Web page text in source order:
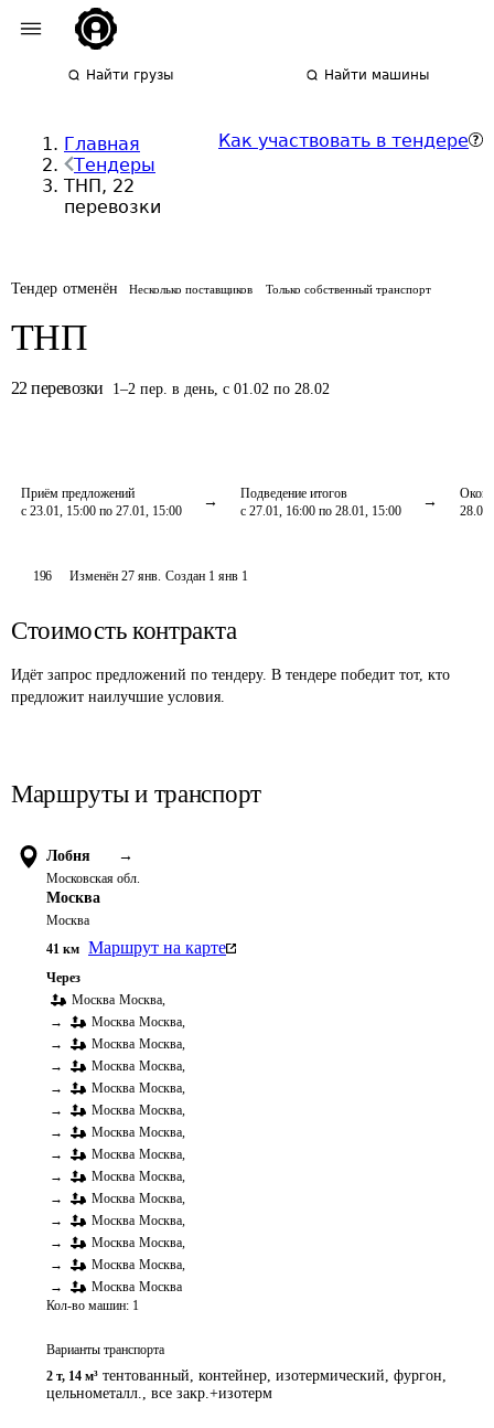
Найти грузы Найти машины
Главная
Тендеры
ТНП, 22
перевозки
Как участвовать в тендере
Тендер отменён Несколько поставщиков Только собственный транспорт
ТНП
22 перевозки 1–2 пер. в день, с 01.02 по 28.02
Приём предложений
с 23.01, 15:00 по 27.01, 15:00
Подведение итогов
с 27.01, 16:00 по 28.01, 15:00
196 Изменён27 янв. Создан 1 янв 1
Стоимость контракта
Идёт запрос предложений по тендеру. В тендере победит тот, кто
предложит наилучшие условия.
Маршруты и транспорт
Лобня →
Московская обл.
Москва
Москва
41 км Маршрут на карте
Через
Москва Москва,
→
Москва Москва,
→
Москва Москва,
→
Москва Москва,
→
Москва Москва,
→
Москва Москва,
→
Москва Москва,
→
Москва Москва,
→
Москва Москва,
→
Москва Москва,
→
Москва Москва,
→
Москва Москва,
→
Москва Москва,
→
Москва Москва
Кол-во машин: 1
Варианты транспорта
2 т, 14 м³ тентованный, контейнер, изотермический, фургон,
цельнометалл., все закр.+изотерм